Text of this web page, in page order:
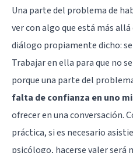
Una parte del problema de
ver con algo que está más
diálogo propiamente dicho:
Trabajar en ella para que no
porque una parte del
falta de confianza en uno
ofrecer en una conversación.
práctica, si es necesario
psicólogo, hacerse valer será